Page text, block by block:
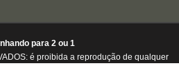
para 2 ou 1
é proibida a reprodução de qualquer